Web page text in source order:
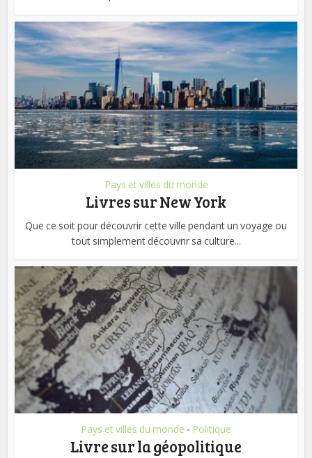
Pays et villes du monde
Livres sur New York
Que ce soit pour découvrir cette ville pendant un voyage ou
tout simplement découvrir sa culture...
Pays et villes du monde • Politique
Livre sur la géopolitique